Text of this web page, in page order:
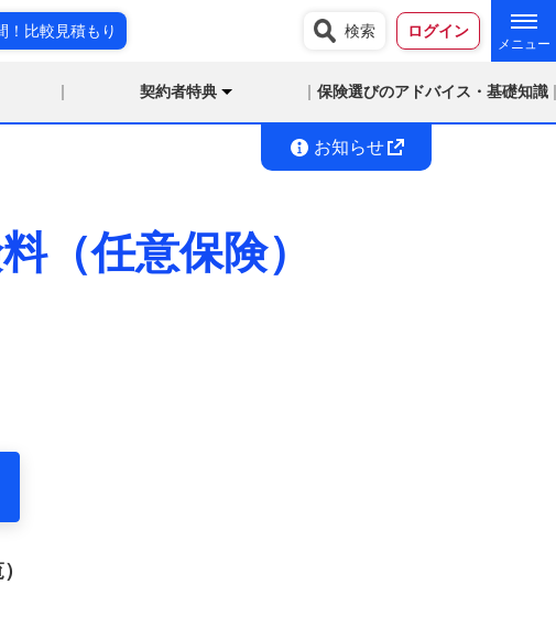
！比較見積もり 検索 ログイン
契約者特典 保険選びのアドバイス・基礎知識
お知らせ
（任意保険）